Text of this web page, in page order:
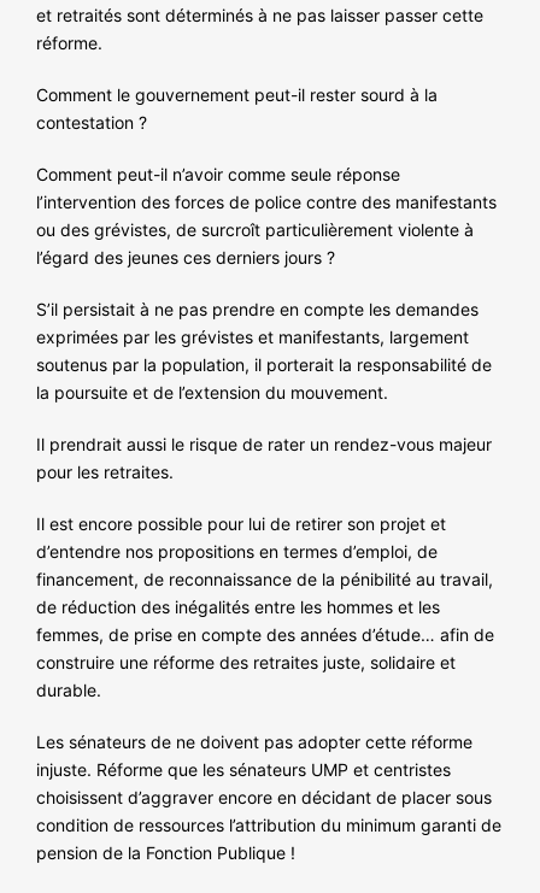
et retraités sont déterminés à ne pas laisser passer cette
réforme.
Comment le gouvernement peut-il rester sourd à la
contestation ?
Comment peut-il n’avoir comme seule réponse
l’intervention des forces de police contre des manifestants
ou des grévistes, de surcroît particulièrement violente à
l’égard des jeunes ces derniers jours ?
S’il persistait à ne pas prendre en compte les demandes
exprimées par les grévistes et manifestants, largement
soutenus par la population, il porterait la responsabilité de
la poursuite et de l’extension du mouvement.
Il prendrait aussi le risque de rater un rendez-vous majeur
pour les retraites.
Il est encore possible pour lui de retirer son projet et
d’entendre nos propositions en termes d’emploi, de
financement, de reconnaissance de la pénibilité au travail,
de réduction des inégalités entre les hommes et les
femmes, de prise en compte des années d’étude… afin de
construire une réforme des retraites juste, solidaire et
durable.
Les sénateurs de ne doivent pas adopter cette réforme
injuste. Réforme que les sénateurs UMP et centristes
choisissent d’aggraver encore en décidant de placer sous
condition de ressources l’attribution du minimum garanti de
pension de la Fonction Publique !